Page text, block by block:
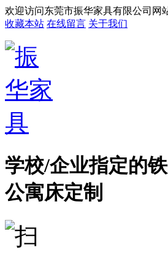
欢迎访问东莞市振华家具有限公司网
收藏本站 在线留言 关于我们
学校/企业指定的
公寓床定制